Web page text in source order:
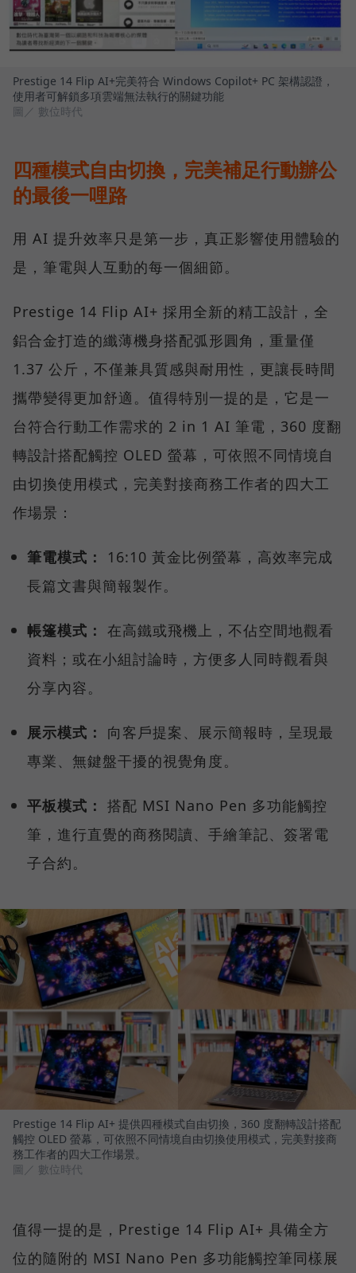
Prestige 14 Flip AI+完美符合 Windows Copilot+ PC 架構認證，
使用者可解鎖多項雲端無法執行的關鍵功能
圖／ 數位時代
四種模式自由切換，完美補足行動辦公
的最後一哩路
用 AI 提升效率只是第一步，真正影響使用體驗的
是，筆電與人互動的每一個細節。
Prestige 14 Flip AI+ 採用全新的精工設計，全
鋁合金打造的纖薄機身搭配弧形圓角，重量僅
1.37 公斤，不僅兼具質感與耐用性，更讓長時間
攜帶變得更加舒適。值得特別一提的是，它是一
台符合行動工作需求的 2 in 1 AI 筆電，360 度翻
轉設計搭配觸控 OLED 螢幕，可依照不同情境自
由切換使用模式，完美對接商務工作者的四大工
作場景：
筆電模式：
16:10 黃金比例螢幕，高效率完成
長篇文書與簡報製作。
帳篷模式： 在高鐵或飛機上，不佔空間地觀看
資料；或在小組討論時，方便多人同時觀看與
分享內容。
展示模式：
向客戶提案、展示簡報時，呈現最
專業、無鍵盤干擾的視覺角度。
平板模式： 搭配 MSI Nano Pen 多功能觸控
筆，進行直覺的商務閱讀、手繪筆記、簽署電
子合約。
Prestige 14 Flip AI+ 提供四種模式自由切換，360 度翻轉設計搭配
觸控 OLED 螢幕，可依照不同情境自由切換使用模式，完美對接商
務工作者的四大工作場景。
圖／ 數位時代
值得一提的是，Prestige 14 Flip AI+ 具備全方
位的隨附的 MSI Nano Pen 多功能觸控筆同樣展